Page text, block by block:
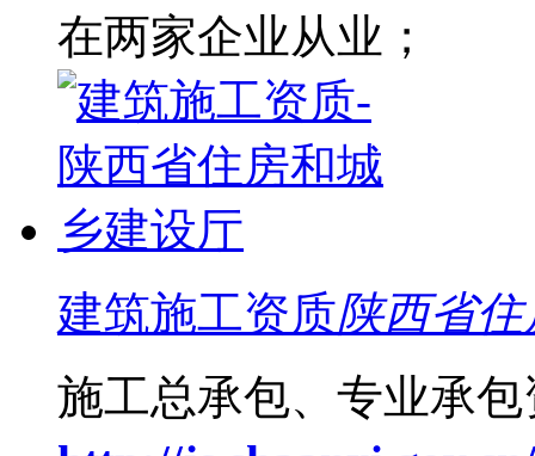
在两家企业从业；
建筑施工资质陕西省
施工总承包、专业承包